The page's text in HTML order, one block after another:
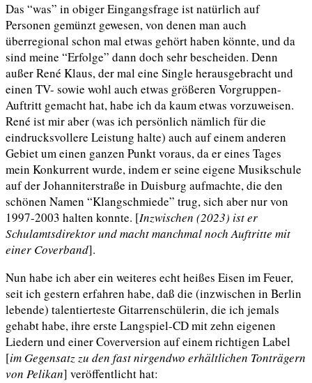
Das “was” in obiger Eingangsfrage ist natürlich auf
Personen gemünzt gewesen, von denen man auch
überregional schon mal etwas gehört haben könnte, und da
sind meine “Erfolge” dann doch sehr bescheiden. Denn
außer René Klaus, der mal eine Single herausgebracht und
einen TV- sowie wohl auch etwas größeren Vorgruppen-
Auftritt gemacht hat, habe ich da kaum etwas vorzuweisen.
René ist mir aber (was ich persönlich nämlich für die
eindrucksvollere Leistung halte) auch auf einem anderen
Gebiet um einen ganzen Punkt voraus, da er eines Tages
mein Konkurrent wurde, indem er seine eigene Musikschule
auf der Johanniterstraße in Duisburg aufmachte, die den
schönen Namen “Klangschmiede” trug, sich aber nur von
1997-2003 halten konnte. [Inzwischen (2023) ist er
Schulamtsdirektor und macht manchmal nochAuftritte mit
einer Coverband].
Nun habe ich aber ein weiteres echt heißes Eisen im Feuer,
seit ich gestern erfahren habe, daß die (inzwischen in Berlin
lebende) talentierteste Gitarrenschülerin, die ich jemals
gehabt habe, ihre erste Langspiel-CD mit zehn eigenen
Liedern und einer Coverversion auf einem richtigen Label
[im Gegensatz zu den fast nirgendwo erhältlichen Tonträgern
von Pelikan] veröffentlicht hat: